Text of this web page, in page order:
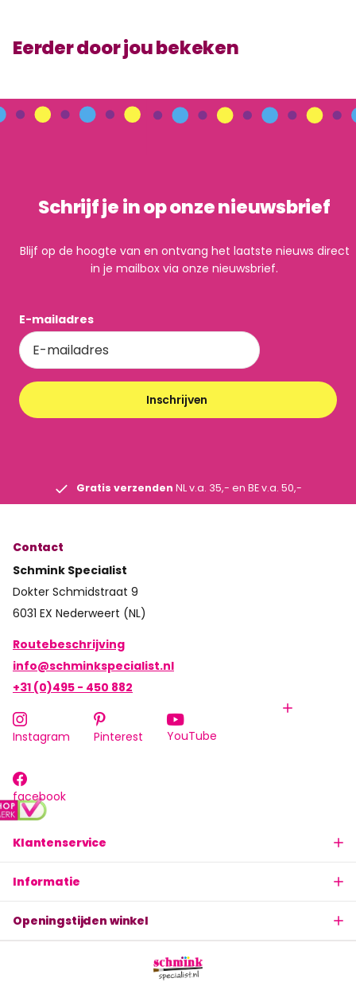
Eerder door jou bekeken
Schrijf je in op onze nieuwsbrief
Blijf op de hoogte van en ontvang het laatste nieuws direct
in je mailbox via onze nieuwsbrief.
E-mailadres
Inschrijven
Gratis verzenden NL v.a. 35,- en BE v.a. 50,-
Klantenservice
Informatie
Openingstijden winkel
Contact
Schmink Specialist
Dokter Schmidstraat 9
6031 EX Nederweert (NL)
Routebeschrijving
info@schminkspecialist.nl
+31 (0)495 - 450 882
Instagram Pinterest YouTube
facebook